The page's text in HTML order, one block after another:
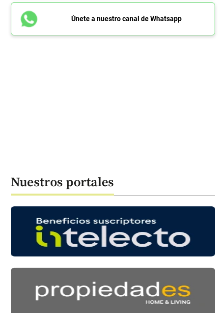
Únete a nuestro canal de Whatsapp
Nuestros portales